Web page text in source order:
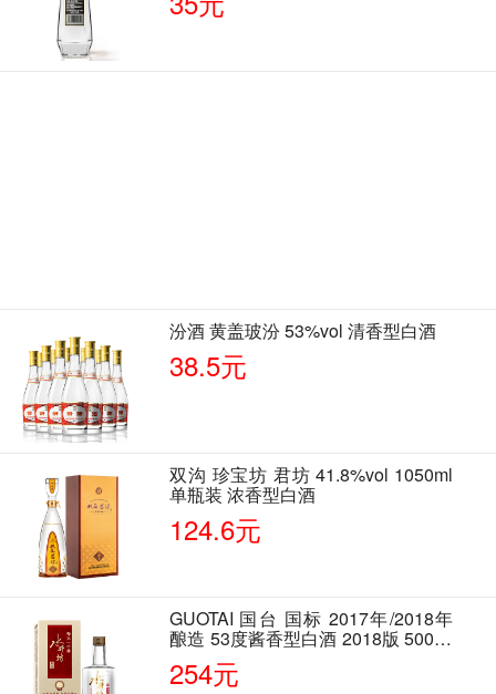
汾酒 黄盖玻汾 53%vol 清香型白酒
38.5元
双沟 珍宝坊 君坊 41.8%vol 1050ml
单瓶装 浓香型白酒
124.6元
GUOTAI 国台 国标 2017年/2018年
酿造 53度酱香型白酒 2018版 500ml
单瓶装
254元